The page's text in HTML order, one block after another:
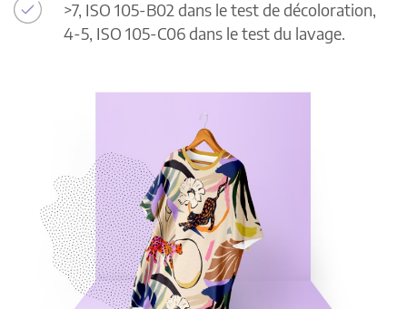
>7, ISO 105-B02 dans le test de décoloration,
4-5, ISO 105-C06 dans le test du lavage.